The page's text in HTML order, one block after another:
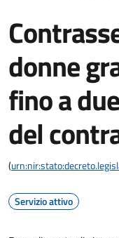
donne
fino a
del
(
Servizio attivo